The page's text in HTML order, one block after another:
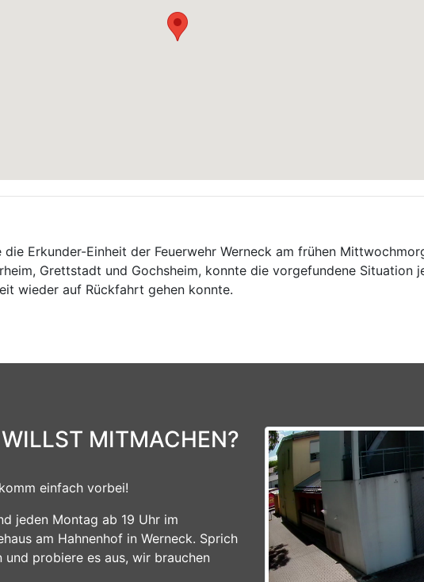
Erkunder-Einheit der Feuerwehr Werneck am frühen
Grettstadt und Gochsheim, konnte die vorgefundene Situation
wieder auf Rückfahrt gehen konnte.
MITMACHEN?
einfach vorbei!
jeden Montag ab 19 Uhr im
am Hahnenhof in Werneck. Sprich
und probiere es aus, wir brauchen